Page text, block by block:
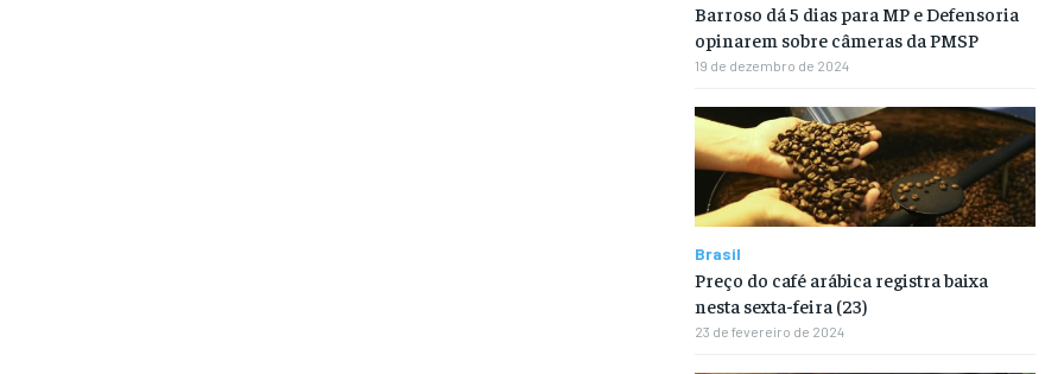
Barroso dá 5 dias para MP e Defensoria
opinarem sobre câmeras da PMSP
19 de dezembro de 2024
Brasil
Preço do café arábica registra baixa
nesta sexta-feira (23)
23 de fevereiro de 2024